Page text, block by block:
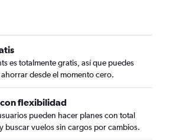
es totalmente gratis, así que puedes
ahorrar desde el momento cero.
con flexibilidad
pueden hacer planes con total
buscar vuelos sin cargos por cambios.